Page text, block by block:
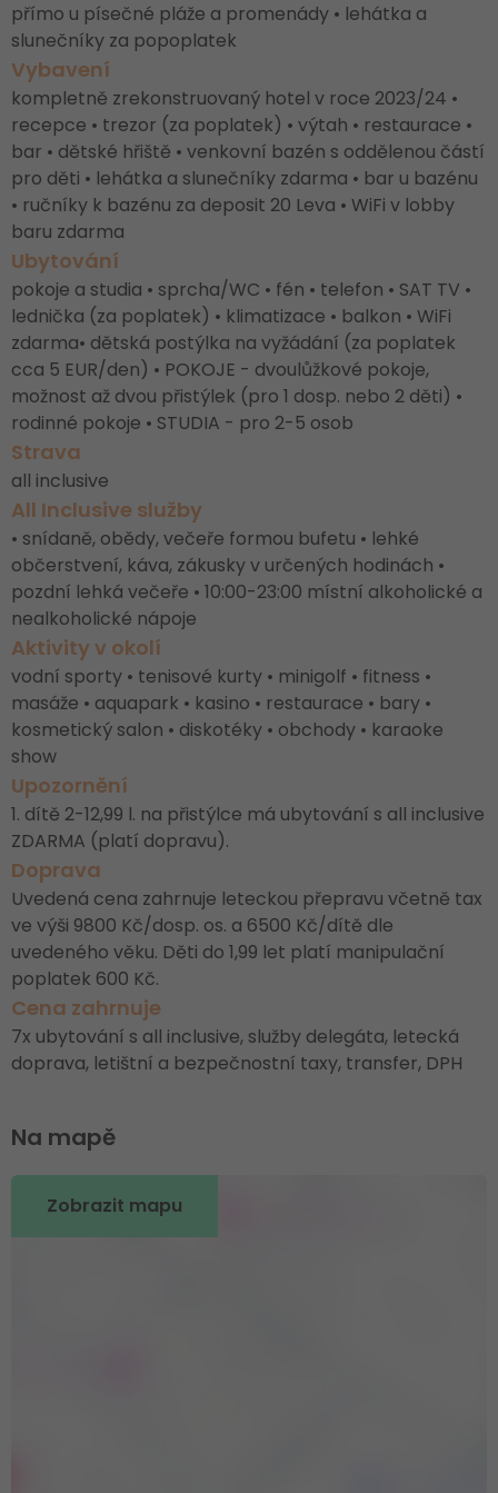
přímo u písečné pláže a promenády • lehátka a
slunečníky za popoplatek
Vybavení
kompletně zrekonstruovaný hotel v roce 2023/24 •
recepce • trezor (za poplatek) • výtah • restaurace •
bar • dětské hřiště • venkovní bazén s oddělenou částí
pro děti • lehátka a slunečníky zdarma • bar u bazénu
• ručníky k bazénu za deposit 20 Leva • WiFi v lobby
baru zdarma
Ubytování
pokoje a studia • sprcha/WC • fén • telefon • SAT TV •
lednička (za poplatek) • klimatizace • balkon • WiFi
zdarma• dětská postýlka na vyžádání (za poplatek
cca 5 EUR/den) • POKOJE - dvoulůžkové pokoje,
možnost až dvou přistýlek (pro 1 dosp. nebo 2 děti) •
rodinné pokoje • STUDIA - pro 2-5 osob
Strava
all inclusive
All Inclusive služby
• snídaně, obědy, večeře formou bufetu • lehké
občerstvení, káva, zákusky v určených hodinách •
pozdní lehká večeře • 10:00-23:00 místní alkoholické a
nealkoholické nápoje
Aktivity v okolí
vodní sporty • tenisové kurty • minigolf • fitness •
masáže • aquapark • kasino • restaurace • bary •
kosmetický salon • diskotéky • obchody • karaoke
show
Upozornění
1. dítě 2-12,99 l. na přistýlce má ubytování s all inclusive
ZDARMA (platí dopravu).
Doprava
Uvedená cena zahrnuje leteckou přepravu včetně tax
ve výši 9800 Kč/dosp. os. a 6500 Kč/dítě dle
uvedeného věku. Děti do 1,99 let platí manipulační
poplatek 600 Kč.
Cena zahrnuje
7x ubytování s all inclusive, služby delegáta, letecká
doprava, letištní a bezpečnostní taxy, transfer, DPH
Na mapě
Zobrazit mapu